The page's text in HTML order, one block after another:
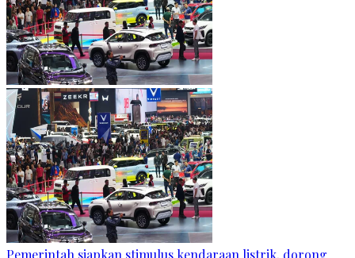
Pemerintah siapkan stimulus kendaraan listrik, dorong